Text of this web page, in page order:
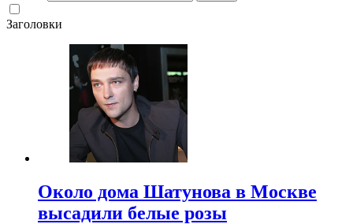
Заголовки
Около дома Шатунова в Москве
высадили белые розы